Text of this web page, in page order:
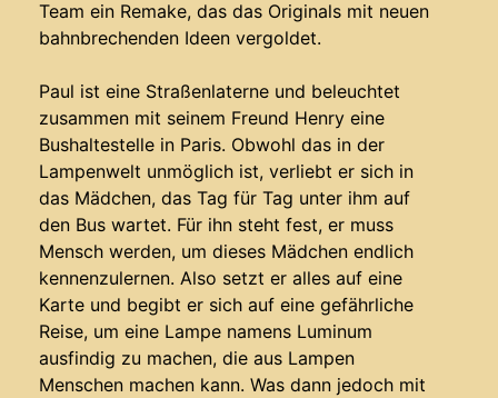
Team ein Remake, das das Originals mit neuen
bahnbrechenden Ideen vergoldet.
Paul ist eine Straßenlaterne und beleuchtet
zusammen mit seinem Freund Henry eine
Bushaltestelle in Paris. Obwohl das in der
Lampenwelt unmöglich ist, verliebt er sich in
das Mädchen, das Tag für Tag unter ihm auf
den Bus wartet. Für ihn steht fest, er muss
Mensch werden, um dieses Mädchen endlich
kennenzulernen. Also setzt er alles auf eine
Karte und begibt er sich auf eine gefährliche
Reise, um eine Lampe namens Luminum
ausfindig zu machen, die aus Lampen
Menschen machen kann. Was dann jedoch mit